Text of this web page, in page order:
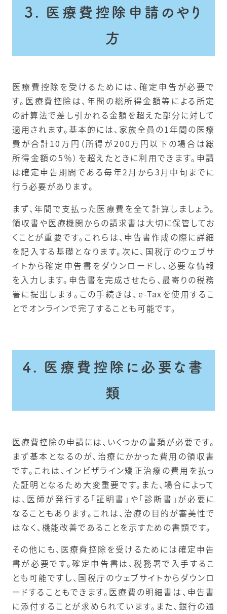
3. 医療費控除申請のやり
方
医療費控除を受けるためには、確定申告が必要で
す。医療費控除は、年間の総所得金額等による所定
の計算法で差し引かれる金額を超えた部分に対して
適用されます。基本的には、家族全員の1年間の医療
費が合計10万円（所得が200万円以下の場合は総
所得金額の5％）を超えたときに利用できます。申請
は確定申告期間である毎年2月から3月中旬までに
行う必要があります。
まず、年間で支払った医療費を全て計算しましょう。
領収書や医療機関からの請求書は大切に保管してお
くことが重要です。これらは、申告書作成の際に詳細
を記入する基礎となります。次に、国税庁のウェブサ
イトから確定申告書をダウンロードし、必要な情報
を入力します。申告書を完成させたら、最寄りの税務
署に提出します。この手続きは、e-Taxを使用するこ
とでオンラインで完了することも可能です。
4. 医療費控除に必要な書
類
医療費控除の申請には、いくつかの書類が必要です。
まず基本となるのが、治療にかかった費用の領収書
です。これは、インビザライン矯正治療の費用を払っ
た証明となるため大変重要です。また、場合によって
は、医師が発行する「証明書」や「診断書」が必要に
なることもあります。これは、治療の目的が審美性で
はなく、機能改善であることを示すための書類です。
その他にも、医療費控除を受けるためには確定申告
書が必要です。確定申告書は、税務署で入手するこ
とも可能ですし、国税庁のウェブサイトからダウンロ
ードすることもできます。医療費の明細書は、申告書
に添付することが求められています。また、銀行の通